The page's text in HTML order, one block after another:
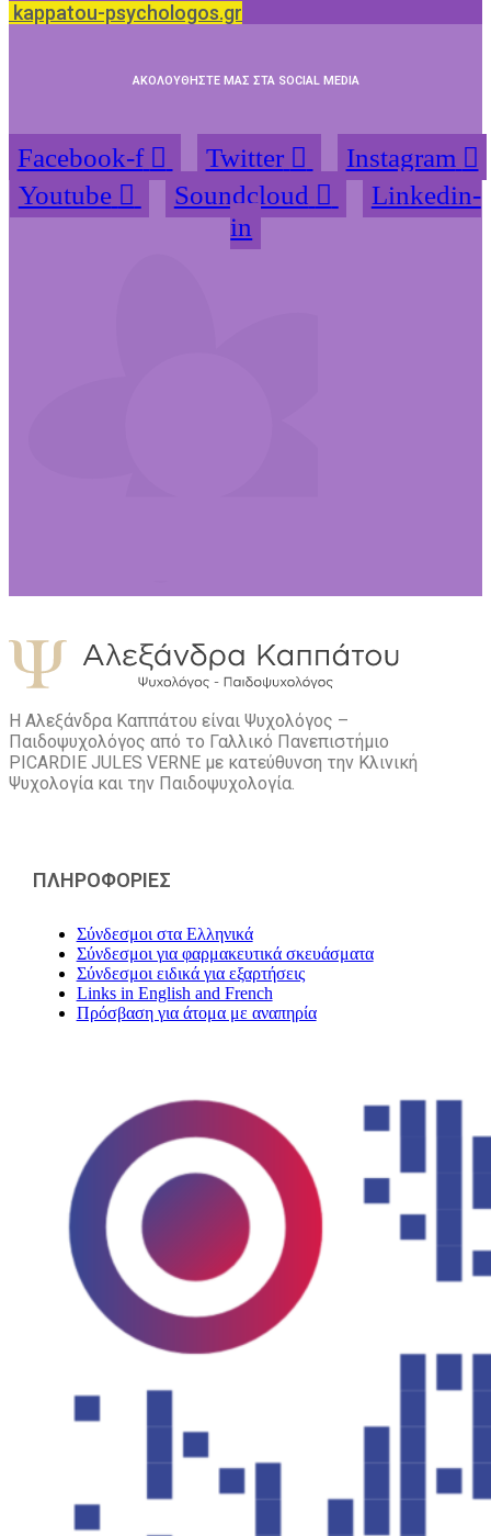
kappatou-psychologos.gr
ΑΚΟΛΟΥΘΗΣΤΕ ΜΑΣ ΣΤΑ SOCIAL MEDIA
Facebook-f Twitter
Instagram
Youtube
Soundcloud
Linkedin-
in
Η Αλεξάνδρα Καππάτου είναι Ψυχολόγος –
Παιδοψυχολόγος από το Γαλλικό Πανεπιστήμιο
PICARDIE JULES VERNE με κατεύθυνση την Kλινική
Ψυχολογία και την Παιδοψυχολογία.
ΠΛΗΡΟΦΟΡΙΕΣ
Σύνδεσμοι στα Ελληνικά
Σύνδεσμοι για φαρμακευτικά σκευάσματα
Σύνδεσμοι ειδικά για εξαρτήσεις
Links in English and French
Πρόσβαση για άτομα με αναπηρία